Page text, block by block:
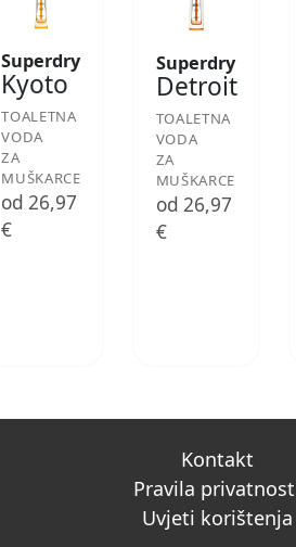
Superdry
Kyoto
TOALETNA
VODA
ZA
MUŠKARCE
od 26,97
€
Superdry
Detroit
TOALETNA
VODA
ZA
MUŠKARCE
od 26,97
€
Kontakt
Pravila
Uvjeti korištenja